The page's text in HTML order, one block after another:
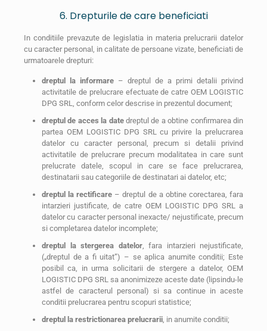
6. Drepturile de care beneficiati
In conditiile prevazute de legislatia in materia prelucrarii datelor
cu caracter personal, in calitate de persoane vizate, beneficiati de
urmatoarele drepturi:
dreptul la informare – dreptul de a primi detalii privind
activitatile de prelucrare efectuate de catre OEM LOGISTIC
DPG SRL, conform celor descrise in prezentul document;
dreptul de acces la datedreptul de a obtine confirmarea din
partea OEM LOGISTIC DPG SRL cu privire la prelucrarea
datelor cu caracter personal, precum si detalii privind
activitatile de prelucrare precum modalitatea in care sunt
prelucrate datele, scopul in care se face prelucrarea,
destinatarii sau categoriile de destinatari ai datelor, etc;
dreptul la rectificare – dreptul de a obtine corectarea, fara
intarzieri justificate, de catre OEM LOGISTIC DPG SRL a
datelor cu caracter personal inexacte/ nejustificate, precum
si completarea datelor incomplete;
dreptul la stergerea datelor, fara intarzieri nejustificate,
(„dreptul de a fi uitat”) – se aplica anumite conditii; Este
posibil ca, in urma solicitarii de stergere a datelor, OEM
LOGISTIC DPG SRL sa anonimizeze aceste date (lipsindu-le
astfel de caracterul personal) si sa continue in aceste
conditii prelucrarea pentru scopuri statistice;
dreptul la restrictionarea prelucrarii, in anumite conditii;